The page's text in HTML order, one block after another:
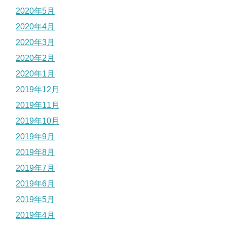
2020年5月
2020年4月
2020年3月
2020年2月
2020年1月
2019年12月
2019年11月
2019年10月
2019年9月
2019年8月
2019年7月
2019年6月
2019年5月
2019年4月